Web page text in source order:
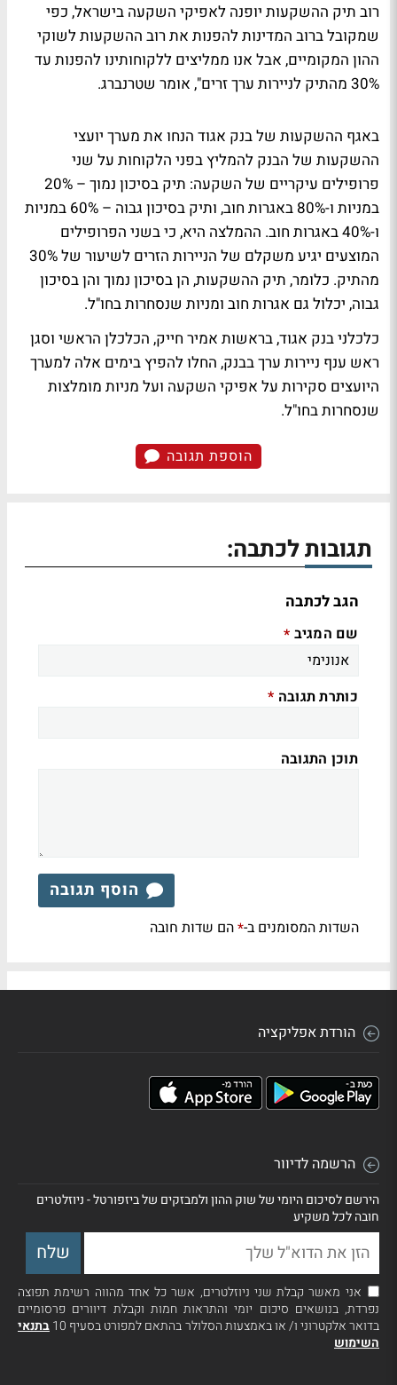
רוב תיק ההשקעות יופנה לאפיקי השקעה בישראל, כפי
שמקובל ברוב המדינות להפנות את רוב ההשקעות לשוקי
ההון המקומיים, אבל אנו ממליצים ללקוחותינו להפנות עד
30% מהתיק לניירות ערך זרים", אומר שטרנברג.
באגף ההשקעות של בנק אגוד הנחו את מערך יועצי
ההשקעות של הבנק להמליץ בפני הלקוחות על שני
פרופילים עיקריים של השקעה: תיק בסיכון נמוך – 20%
במניות ו-80% באגרות חוב, ותיק בסיכון גבוה – 60% במניות
ו-40% באגרות חוב. ההמלצה היא, כי בשני הפרופילים
המוצעים יגיע משקלם של הניירות הזרים לשיעור של 30%
מהתיק. כלומר, תיק ההשקעות, הן בסיכון נמוך והן בסיכון
גבוה, יכלול גם אגרות חוב ומניות שנסחרות בחו"ל.
כלכלני בנק אגוד, בראשות אמיר חייק, הכלכלן הראשי וסגן
ראש ענף ניירות ערך בבנק, החלו להפיץ בימים אלה למערך
היועצים סקירות על אפיקי השקעה ועל מניות מומלצות
שנסחרות בחו"ל.
הוספת תגובה
תגובות לכתבה:
הגב לכתבה
שם המגיב *
כותרת תגובה *
תוכן התגובה
הוסף תגובה
השדות המסומנים ב-*הם שדות חובה
הורדת אפליקציה
הרשמה לדיוור
הירשם לסיכום היומי של שוק ההון ולמבזקים של ביזפורטל - ניוזלטרים
חובה לכל משקיע
אני מאשר קבלת שני ניוזלטרים, אשר כל אחד מהווה רשימת תפוצה
נפרדת, בנושאים סיכום יומי והתראות חמות וקבלת דיוורים פרסומיים
בדואר אלקטרוני ו/ או באמצעות הסלולר בהתאם למפורט בסעיף 10
בתנאי
השימוש